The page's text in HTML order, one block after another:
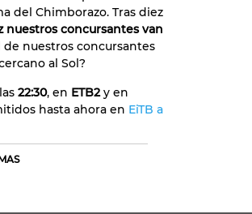
del Chimborazo. Tras diez
nuestros concursantes van
de nuestros concursantes
al Sol?
22:30, en ETB2y en
hasta ahora en EiTB a